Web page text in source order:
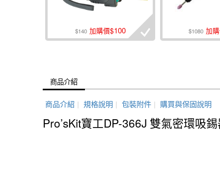
$140 加購價$100 $1080 加
商品介紹
商品介紹 | 規格說明 | 包裝附件 | 購買與保固說明
Pro’sKit寶工DP-366J 雙氣密環吸